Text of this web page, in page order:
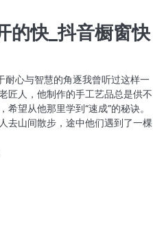
的快_抖音橱窗快
耐心与智慧的角逐我曾听过这样一
匠人，他制作的手工艺品总是供不
望从他那里学到“速成”的秘诀。
去山间散步，途中他们遇到了一棵